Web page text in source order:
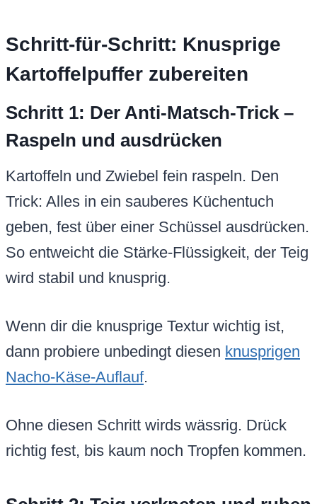
Schritt-für-Schritt: Knusprige
Kartoffelpuffer zubereiten
Schritt 1: Der Anti-Matsch-Trick –
Raspeln und ausdrücken
Kartoffeln und Zwiebel fein raspeln. Den
Trick: Alles in ein sauberes Küchentuch
geben, fest über einer Schüssel ausdrücken.
So entweicht die Stärke-Flüssigkeit, der Teig
wird stabil und knusprig.
Wenn dir die knusprige Textur wichtig ist,
dann probiere unbedingt diesen knusprigen
Nacho-Käse-Auflauf.
Ohne diesen Schritt wirds wässrig. Drück
richtig fest, bis kaum noch Tropfen kommen.